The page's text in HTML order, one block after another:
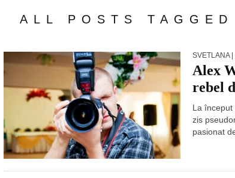
ALL POSTS
SVETLANA|
Alex
rebel
La început
zis
pasionat